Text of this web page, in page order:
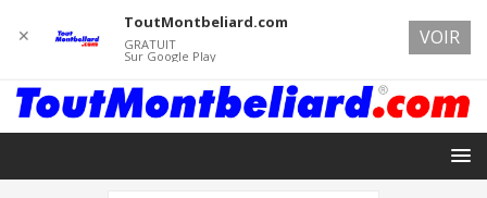
✕
ToutMontbeliard.com
GRATUIT
Sur Google Play
VOIR